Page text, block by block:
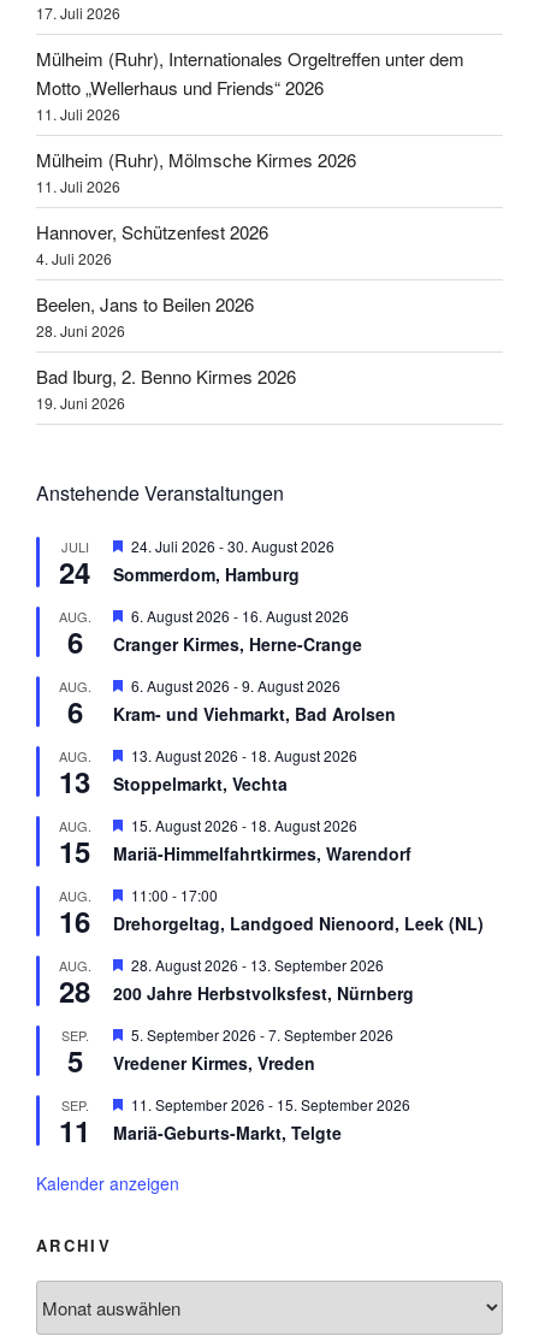
17. Juli 2026
Mülheim (Ruhr), Internationales Orgeltreffen unter dem
Motto „Wellerhaus und Friends“ 2026
11. Juli 2026
Mülheim (Ruhr), Mölmsche Kirmes 2026
11. Juli 2026
Hannover, Schützenfest 2026
4. Juli 2026
Beelen, Jans to Beilen 2026
28. Juni 2026
Bad Iburg, 2. Benno Kirmes 2026
19. Juni 2026
Anstehende Veranstaltungen
JULI
24
H
r
o
r
e
h
o
e
24. Juli 2026 -30. August 2026
Sommerdom, Hamburg
AUG.
6
H
r
o
r
e
h
o
e
6. August 2026 - 16. August 2026
Cranger Kirmes, Herne-Crange
AUG.
6
H
r
o
r
e
h
o
e
6. August 2026 -9. August 2026
Kram- und Viehmarkt, Bad Arolsen
AUG.
13
H
r
o
r
e
h
o
e
n
13. August 2026 - 18. August 2026
Stoppelmarkt, Vechta
AUG.
15
H
r
o
r
e
h
o
e
15. August 2026 - 18. August 2026
Mariä-Himmelfahrtkirmes, Warendorf
AUG.
16
H
r
o
r
e
h
o
e
11:00 - 17:00
Drehorgeltag, Landgoed Nienoord, Leek (NL)
AUG.
28
H
r
o
r
e
h
o
n
28. August 2026 - 13. September 2026
200 Jahre Herbstvolksfest, Nürnberg
SEP.
5
H
r
o
r
h
5. September 2026 -7. September 2026
Vredener Kirmes, Vreden
SEP.
11
H
r
o
o
e
n
11. September 2026 - 15. September 2026
Mariä-Geburts-Markt, Telgte
Kalender anzeigen
ARCHIV